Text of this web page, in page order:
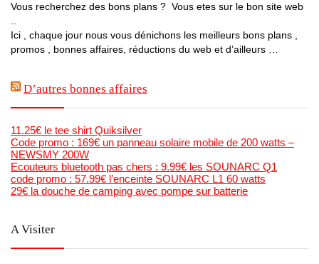
Vous recherchez des bons plans ? Vous etes sur le bon site web
..
Ici , chaque jour nous vous dénichons les meilleurs bons plans ,
promos , bonnes affaires, réductions du web et d’ailleurs …
D’autres bonnes affaires
11.25€ le tee shirt Quiksilver
Code promo : 169€ un panneau solaire mobile de 200 watts –
NEWSMY 200W
Ecouteurs bluetooth pas chers : 9.99€ les SOUNARC Q1
code promo : 57.99€ l’enceinte SOUNARC L1 60 watts
29€ la douche de camping avec pompe sur batterie
A Visiter